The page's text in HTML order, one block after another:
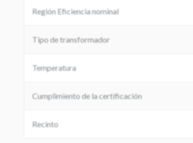
Región Eficiencia nominal
Tipo de transformador
Temperatura
Cumplimiento de la certificación
Recinto